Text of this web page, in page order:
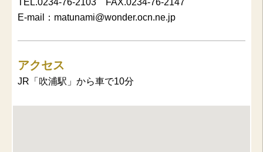
E-mail：matunami@wonder.ocn.ne.jp
アクセス
JR「吹浦駅」から車で10分